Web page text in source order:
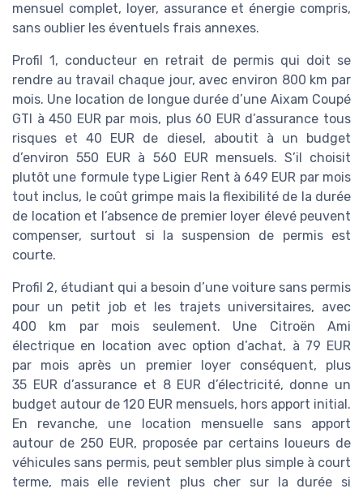
mensuel complet, loyer, assurance et énergie compris,
sans oublier les éventuels frais annexes.
Profil 1, conducteur en retrait de permis qui doit se
rendre au travail chaque jour, avec environ 800 km par
mois. Une location de longue durée d’une Aixam Coupé
GTI à 450 EUR par mois, plus 60 EUR d’assurance tous
risques et 40 EUR de diesel, aboutit à un budget
d’environ 550 EUR à 560 EUR mensuels. S’il choisit
plutôt une formule type Ligier Rent à 649 EUR par mois
tout inclus, le coût grimpe mais la flexibilité de la durée
de location et l’absence de premier loyer élevé peuvent
compenser, surtout si la suspension de permis est
courte.
Profil 2, étudiant qui a besoin d’une voiture sans permis
pour un petit job et les trajets universitaires, avec
400 km par mois seulement. Une Citroën Ami
électrique en location avec option d’achat, à 79 EUR
par mois après un premier loyer conséquent, plus
35 EUR d’assurance et 8 EUR d’électricité, donne un
budget autour de 120 EUR mensuels, hors apport initial.
En revanche, une location mensuelle sans apport
autour de 250 EUR, proposée par certains loueurs de
véhicules sans permis, peut sembler plus simple à court
terme, mais elle revient plus cher sur la durée si